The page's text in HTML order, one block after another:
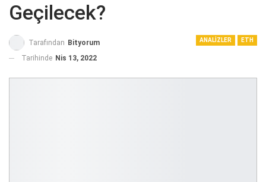
Geçilecek?
ANALIZLER ETH
Tarafından Bityorum
Tarihinde Nis 13, 2022